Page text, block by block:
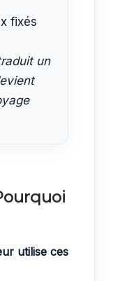
fixés
un
utilise ces